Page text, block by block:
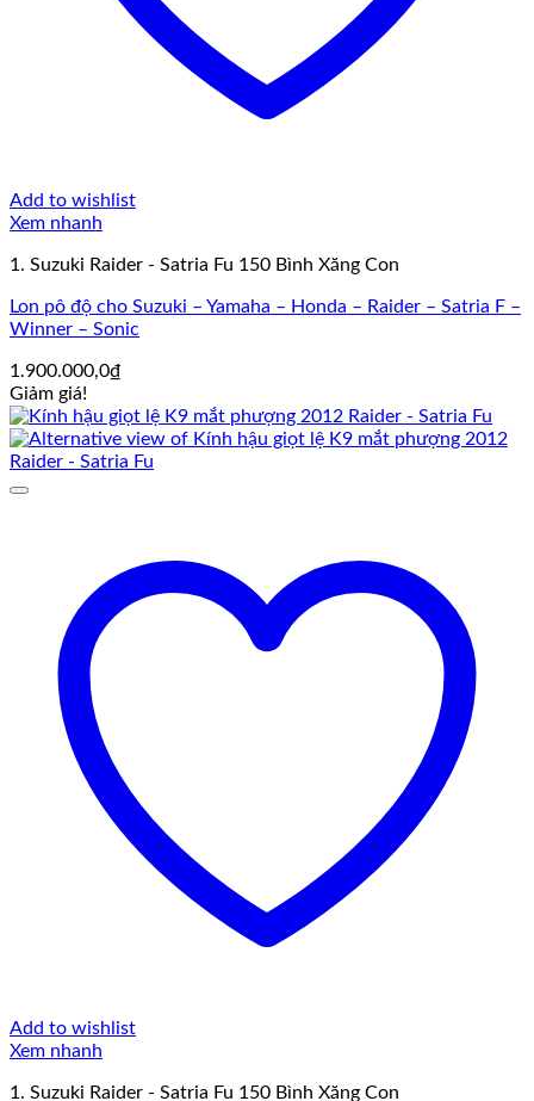
Add to wishlist
Xem nhanh
1. Suzuki Raider - Satria Fu 150 Bình Xăng Con
Lon pô độ cho Suzuki – Yamaha – Honda – Raider – Satria F –
Winner – Sonic
1.900.000,0₫
Giảm giá!
Add to wishlist
Xem nhanh
1. Suzuki Raider - Satria Fu 150 Bình Xăng Con